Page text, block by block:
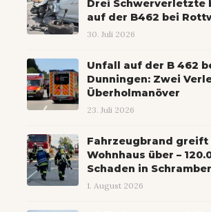
Drei Schwerverletzte
auf der B462 bei
30. Juli 2026
Unfall auf der B 462
Dunningen: Zwei
Überholmanöver
23. Juli 2026
Fahrzeugbrand greift
Wohnhaus über –
Schaden in
1. August 2026